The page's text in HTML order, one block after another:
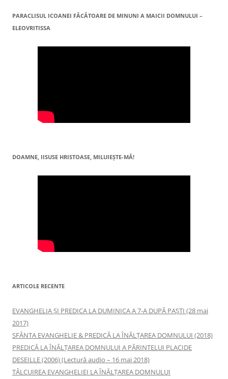
PARACLISUL ICOANEI FĂCĂTOARE DE MINUNI A MAICII DOMNULUI –
ELEOVRITISSA
DOAMNE, IISUSE HRISTOASE, MILUIEŞTE-MĂ!
ARTICOLE RECENTE
EVANGHELIA ȘI PREDICA LA DUMINICA A 7-A DUPĂ PAȘTI (28 mai
2017)
SFÂNTA EVANGHELIE & PREDICĂ LA ÎNĂLŢAREA DOMNULUI (2018)
PREDICĂ LA ÎNĂLŢAREA DOMNULUI A PĂRINTELUI PLACIDE
DESEILLE (2006) (Lectură audio – 16 mai 2018)
TÂLCUIREA EVANGHELIEI LA ÎNĂLŢAREA DOMNULUI